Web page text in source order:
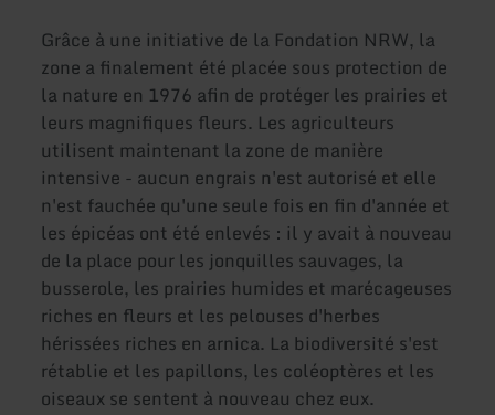
Grâce à une initiative de la Fondation NRW, la
zone a finalement été placée sous protection de
la nature en 1976 afin de protéger les prairies et
leurs magnifiques fleurs. Les agriculteurs
utilisent maintenant la zone de manière
intensive - aucun engrais n'est autorisé et elle
n'est fauchée qu'une seule fois en fin d'année et
les épicéas ont été enlevés : il y avait à nouveau
de la place pour les jonquilles sauvages, la
busserole, les prairies humides et marécageuses
riches en fleurs et les pelouses d'herbes
hérissées riches en arnica. La biodiversité s'est
rétablie et les papillons, les coléoptères et les
oiseaux se sentent à nouveau chez eux.